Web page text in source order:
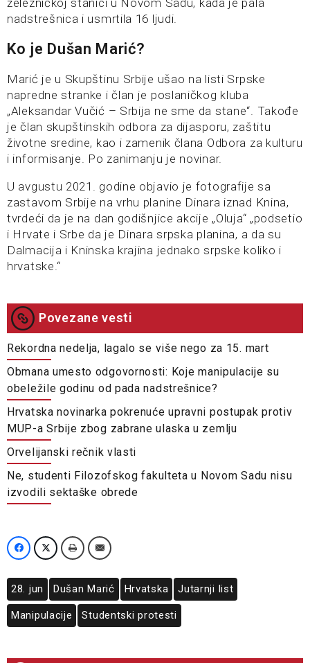
železničkoj stanici u Novom Sadu, kada je pala
nadstrešnica i usmrtila 16 ljudi.
Ko je Dušan Marić?
Marić je u Skupštinu Srbije ušao na listi Srpske
napredne stranke i član je poslaničkog kluba
„Aleksandar Vučić – Srbija ne sme da stane“. Takođe
je član skupštinskih odbora za dijasporu, zaštitu
životne sredine, kao i zamenik člana Odbora za kulturu
i informisanje. Po zanimanju je novinar.
U avgustu 2021. godine objavio je fotografije sa
zastavom Srbije na vrhu planine Dinara iznad Knina,
tvrdeći da je na dan godišnjice akcije „Oluja“ „podsetio
i Hrvate i Srbe da je Dinara srpska planina, a da su
Dalmacija i Kninska krajina jednako srpske koliko i
hrvatske.“
Povezane vesti
Rekordna nedelja, lagalo se više nego za 15. mart
Obmana umesto odgovornosti: Koje manipulacije su
obeležile godinu od pada nadstrešnice?
Hrvatska novinarka pokrenuće upravni postupak protiv
MUP-a Srbije zbog zabrane ulaska u zemlju
Orvelijanski rečnik vlasti
Ne, studenti Filozofskog fakulteta u Novom Sadu nisu
izvodili sektaške obrede
28. jun Dušan Marić Hrvatska Jutarnji list
Manipulacije Studentski protesti